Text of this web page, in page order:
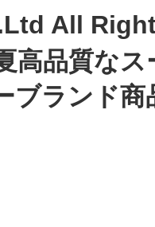
All
高品質な
ブランド